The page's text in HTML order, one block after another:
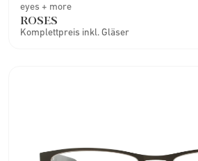
eyes + more
ROSES
Komplettpreis inkl. Gläser